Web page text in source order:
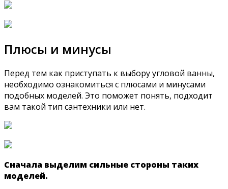
Плюсы и минусы
Перед тем как приступать к выбору угловой ванны,
необходимо ознакомиться с плюсами и минусами
подобных моделей. Это поможет понять, подходит
вам такой тип сантехники или нет.
Сначала выделим сильные стороны таких
моделей.